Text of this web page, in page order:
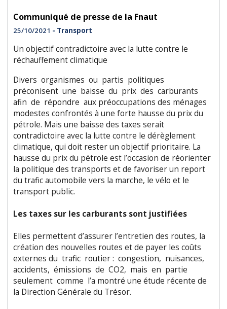
Communiqué de presse de la Fnaut
25/10/2021 - Transport
Un objectif contradictoire avec la lutte contre le
réchauffement climatique
Divers organismes ou partis politiques
préconisent une baisse du prix des carburants
afin de répondre aux préoccupations des ménages
modestes confrontés à une forte hausse du prix du
pétrole. Mais une baisse des taxes serait
contradictoire avec la lutte contre le dérèglement
climatique, qui doit rester un objectif prioritaire. La
hausse du prix du pétrole est l’occasion de réorienter
la politique des transports et de favoriser un report
du trafic automobile vers la marche, le vélo et le
transport public.
Les taxes sur les carburants sont justifiées
Elles permettent d’assurer l’entretien des routes, la
création des nouvelles routes et de payer les coûts
externes du trafic routier : congestion, nuisances,
accidents, émissions de CO2, mais en partie
seulement comme l’a montré une étude récente de
la Direction Générale du Trésor.